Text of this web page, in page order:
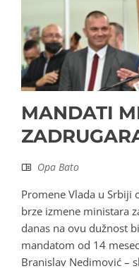
MANDATI
Opa Bato
Promene Vlada u Srbiji
brze izmene ministara
danas na ovu dužnost
mandatom od 14
Branislav Nedimović –